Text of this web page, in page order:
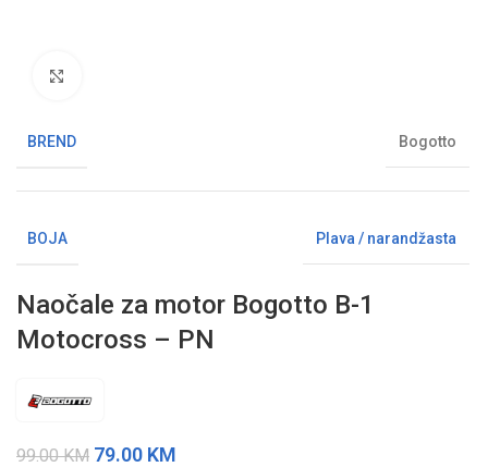
BREND Bogotto
BOJA Plava / narandžasta
Naočale za motor Bogotto B-1
Motocross – PN
99.00KM 79.00 KM